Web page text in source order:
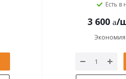
Есть
3 600 /
Экономия